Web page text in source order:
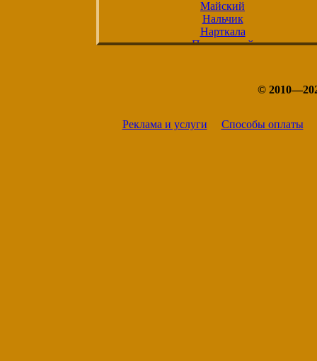
Майский
Нальчик
Нарткала
Прохладный
©
Реклама и услуги Способы оплаты